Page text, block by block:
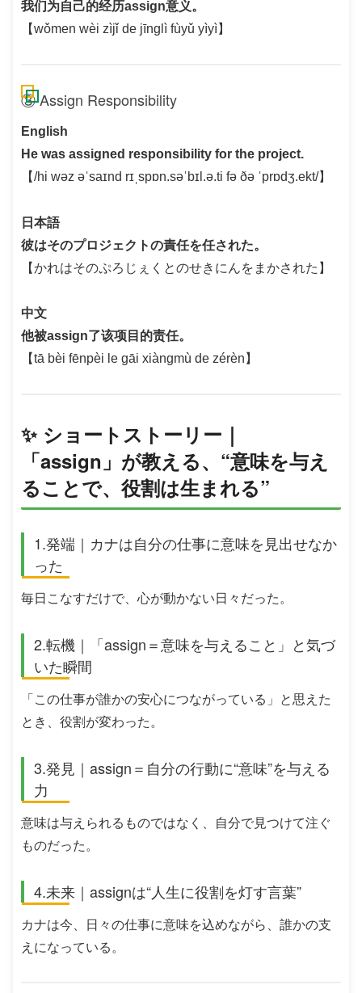
我们为自己的经历assign意义。
【wǒmen wèi zìjǐ de jīnglì fùyǔ yìyì】
③ Assign Responsibility
English
He was assigned responsibility for the project.
【/hi wəz əˈsaɪnd rɪˌspɒn.səˈbɪl.ə.ti fə ðə ˈprɒdʒ.ekt/】
日本語
彼はそのプロジェクトの責任を任された。
【かれはそのぷろじぇくとのせきにんをまかされた】
中文
他被assign了该项目的责任。
【tā bèi fēnpèi le gāi xiàngmù de zérèn】
✨ ショートストーリー｜
「assign」が教える、“意味を与え
ることで、役割は生まれる”
1.発端｜カナは自分の仕事に意味を見出せなか
った
毎日こなすだけで、心が動かない日々だった。
2.転機｜「assign＝意味を与えること」と気づ
いた瞬間
「この仕事が誰かの安心につながっている」と思えた
とき、役割が変わった。
3.発見｜assign＝自分の行動に“意味”を与える
力
意味は与えられるものではなく、自分で見つけて注ぐ
ものだった。
4.未来｜assignは“人生に役割を灯す言葉”
カナは今、日々の仕事に意味を込めながら、誰かの支
えになっている。